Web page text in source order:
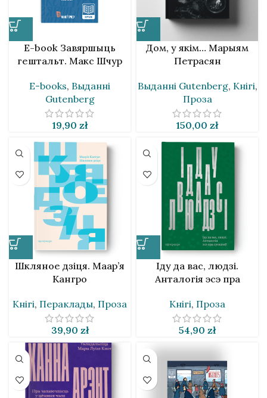
E-book Завяршыць
гештальт. Макс Шчур
E-books, Выданнi
Gutenberg
19,90 zł
Дом, у якім… Марыям
Петрасян
Выданнi Gutenberg, Кнігі,
Проза
150,00 zł
Шкляное дзіця. Маар’я
Кангро
Кнігі, Пераклады, Проза
39,90 zł
Іду да вас, людзі.
Анталогія эсэ пра
Кнігі, Проза
54,90 zł